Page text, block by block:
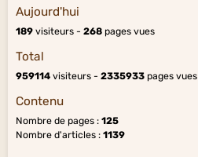
Aujourd'hui
189 visiteurs - 268 pages vues
Total
959114 visiteurs - 2335933 pages vues
Contenu
Nombre de pages : 125
Nombre d'articles : 1139